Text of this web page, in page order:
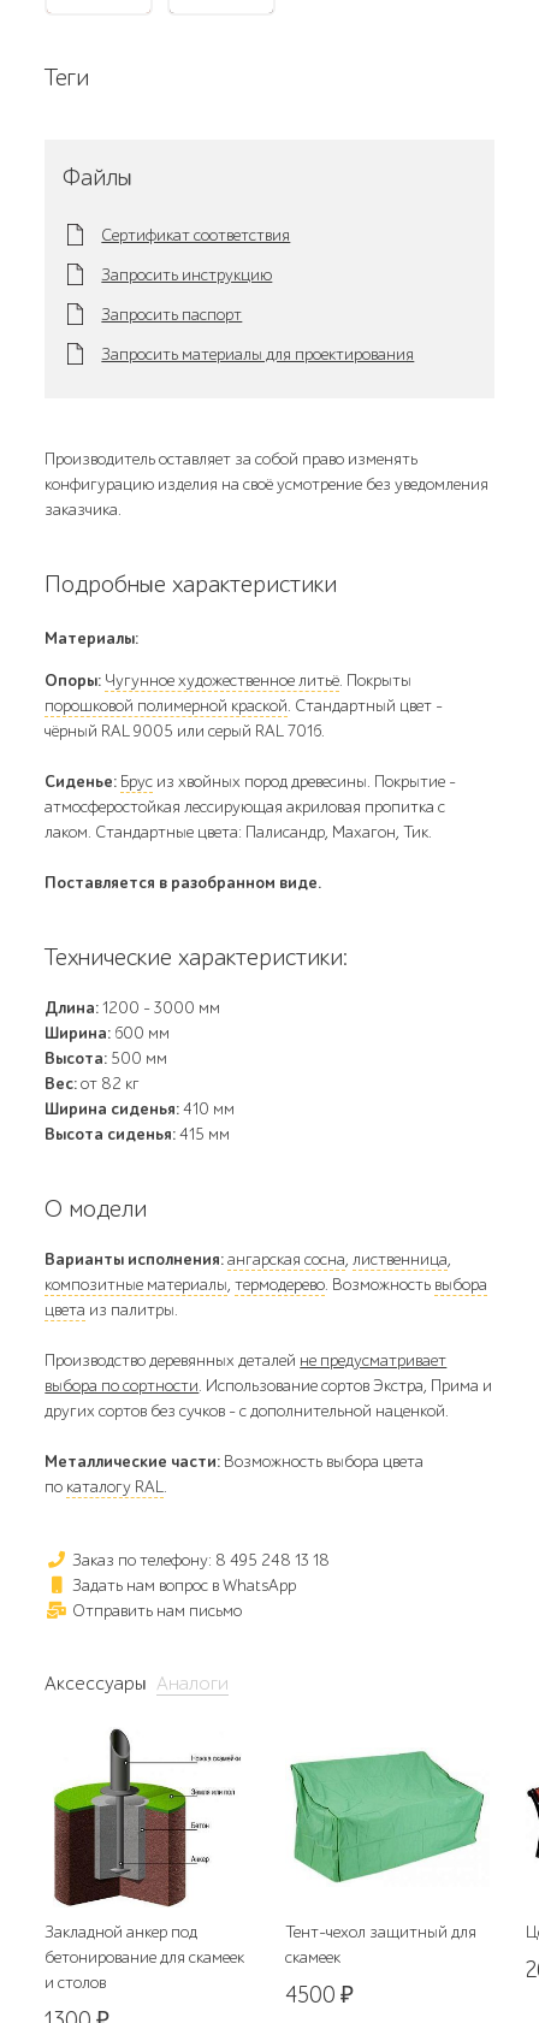
Теги
Файлы
Сертификат соответствия
Запросить инструкцию
Запросить паспорт
Запросить материалы для проектирования
Производитель оставляет за собой право изменять
конфигурацию изделия на своё усмотрение без уведомления
заказчика.
Подробные характеристики
Материалы:
Опоры: Чугунное художественное литьё. Покрыты
порошковой полимерной краской. Стандартный цвет –
чёрный RAL 9005 или серый RAL 7016.
Сиденье: Брус из хвойных пород древесины. Покрытие -
атмосферостойкая лессирующая акриловая пропитка с
лаком. Стандартные цвета: Палисандр, Махагон, Тик.
Поставляется в разобранном виде.
Технические характеристики:
Длина:1200 - 3000 мм
Ширина: 600 мм
Высота: 500 мм
Вес:от 82 кг
Ширина сиденья:410 мм
Высота сиденья:415 мм
О модели
Варианты исполнения:ангарская сосна,лиственница,
композитные материалы,термодерево. Возможность выбора
цвета из палитры.
Производство деревянных деталей не предусматривает
выбора по сортности. Использование сортов Экстра, Прима и
других сортов без сучков - с дополнительной наценкой.
Металлические части: Возможность выбора цвета
по каталогу RAL.
Заказ по телефону: 8 495 248 13 18
Задать нам вопрос в WhatsApp
Отправить нам письмо
Аксессуары Аналоги
Закладной анкер под
бетонирование для скамеек
и столов
Тент-чехол защитный для
скамеек
4500₽